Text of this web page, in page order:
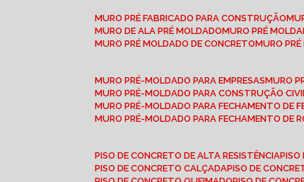
MURO PRÉ FABRICADO PARA CONSTRUÇÃO
MURO DE ALA PRÉ MOLDADO
MURO PRÉ
MURO PRÉ MOLDADO DE CONCRETO
MURO
MURO PRÉ-MOLDADO PARA EMPRESAS
MURO
MURO PRÉ-MOLDADO PARA CONSTRUÇÃO
MURO PRÉ-MOLDADO PARA FECHAMENTO DE
MURO PRÉ-MOLDADO PARA FECHAMENTO DE
PISO DE CONCRETO DE ALTA RESISTÊNCIA
PISO DE CONCRETO CALÇADA PISO DE